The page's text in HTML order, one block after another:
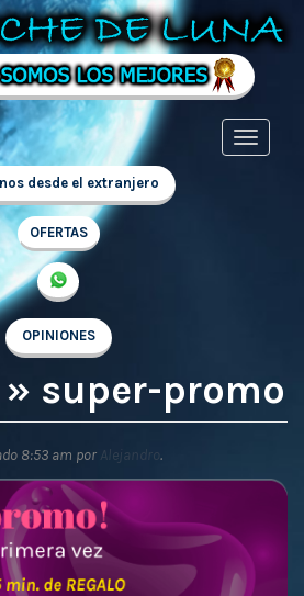
desde el extranjero
OFERTAS
OPINIONES
» super-promo
8:53 am por Alejandro.